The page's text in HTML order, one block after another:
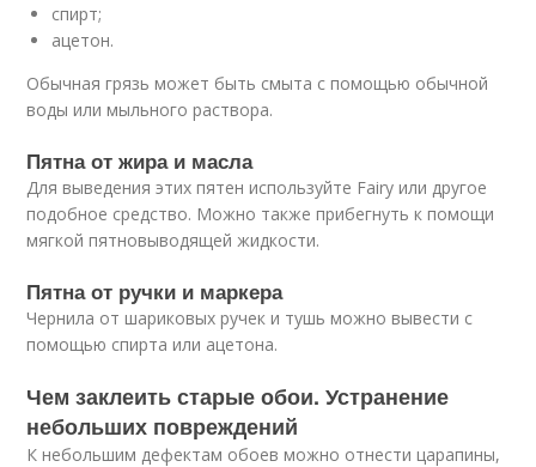
спирт;
ацетон.
Обычная грязь может быть смыта с помощью обычной
воды или мыльного раствора.
Пятна от жира и масла
Для выведения этих пятен используйте Fairy или другое
подобное средство. Можно также прибегнуть к помощи
мягкой пятновыводящей жидкости.
Пятна от ручки и маркера
Чернила от шариковых ручек и тушь можно вывести с
помощью спирта или ацетона.
Чем заклеить старые обои. Устранение
небольших повреждений
К небольшим дефектам обоев можно отнести царапины,